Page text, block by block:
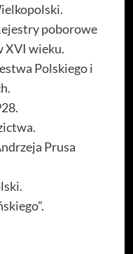
poborowe
XVI wieku.
Polskiego i
Prusa